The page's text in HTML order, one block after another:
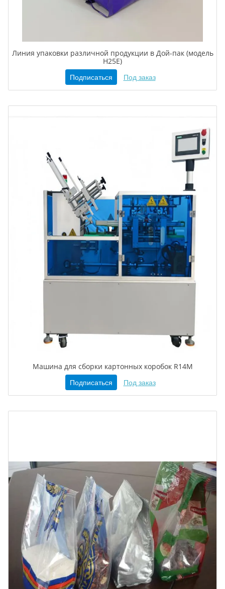
Линия упаковки различной продукции в Дой-пак (модель
H25E)
Подписаться Под заказ
Машина для сборки картонных коробок R14M
Подписаться Под заказ